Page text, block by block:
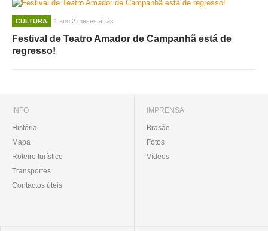
CULTURA 1 ano 2 meses atrás
Festival de Teatro Amador de Campanhã está de
regresso!
INFO
História
Mapa
Roteiro turístico
Transportes
Contactos úteis
IMPRENSA
Brasão
Fotos
Vídeos